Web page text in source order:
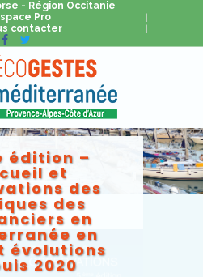
- Région Occitanie
Pro
contacter
édition –
et
des
des
en
en
évolutions
2020